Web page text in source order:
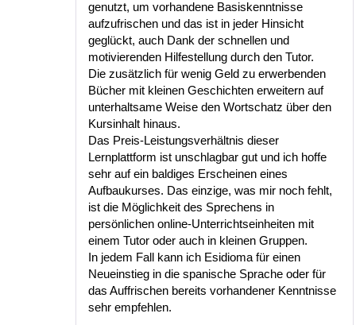
genutzt, um vorhandene Basiskenntnisse
aufzufrischen und das ist in jeder Hinsicht
geglückt, auch Dank der schnellen und
motivierenden Hilfestellung durch den Tutor.
Die zusätzlich für wenig Geld zu erwerbenden
Bücher mit kleinen Geschichten erweitern auf
unterhaltsame Weise den Wortschatz über den
Kursinhalt hinaus.
Das Preis-Leistungsverhältnis dieser
Lernplattform ist unschlagbar gut und ich hoffe
sehr auf ein baldiges Erscheinen eines
Aufbaukurses. Das einzige, was mir noch fehlt,
ist die Möglichkeit des Sprechens in
persönlichen online-Unterrichtseinheiten mit
einem Tutor oder auch in kleinen Gruppen.
In jedem Fall kann ich Esidioma für einen
Neueinstieg in die spanische Sprache oder für
das Auffrischen bereits vorhandener Kenntnisse
sehr empfehlen.